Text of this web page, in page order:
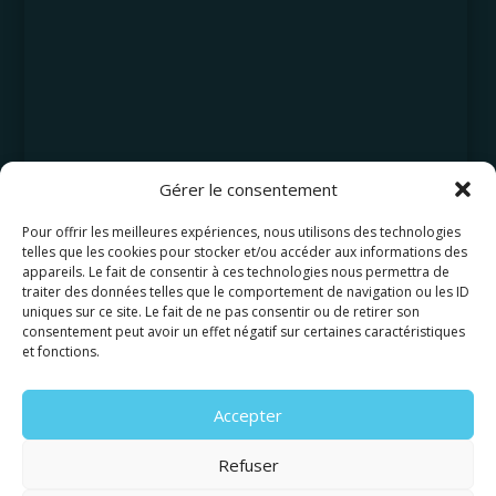
Gérer le consentement
Pour offrir les meilleures expériences, nous utilisons des technologies
telles que les cookies pour stocker et/ou accéder aux informations des
appareils. Le fait de consentir à ces technologies nous permettra de
traiter des données telles que le comportement de navigation ou les ID
uniques sur ce site. Le fait de ne pas consentir ou de retirer son
consentement peut avoir un effet négatif sur certaines caractéristiques
et fonctions.
Accepter
Refuser